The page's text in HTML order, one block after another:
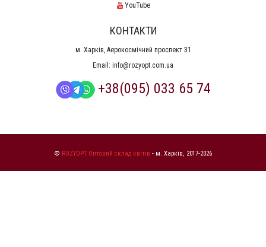
YouTube
КОНТАКТИ
м. Харків, Аерокосмічний проспект 31
Email: info@rozyopt.com.ua
+38(095) 033 65 74
© ROZYOPT Оптовий склад квітів - м. Харків, 2017-2026